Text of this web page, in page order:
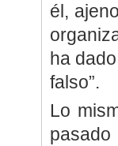
él,
ha
falso”.
Lo